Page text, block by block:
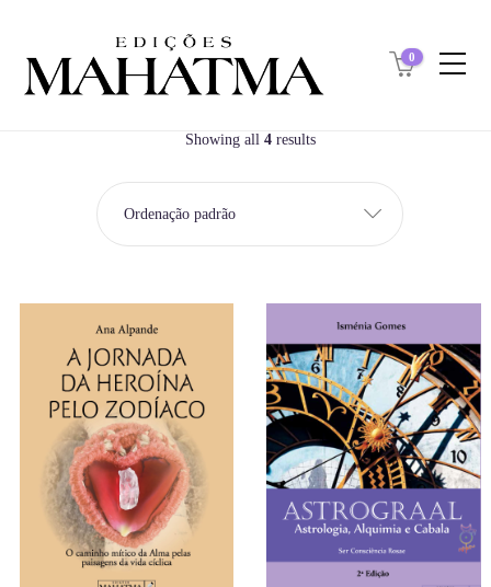
0
Showing all 4results
Ordenação padrão